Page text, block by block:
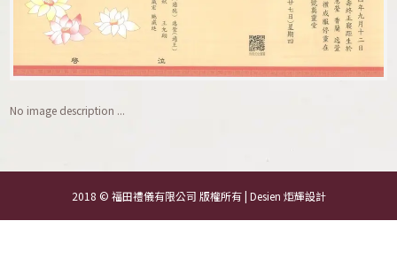
No image description ...
2018 © 福田禮儀有限公司 版權所有 | Desien 炬輝設計